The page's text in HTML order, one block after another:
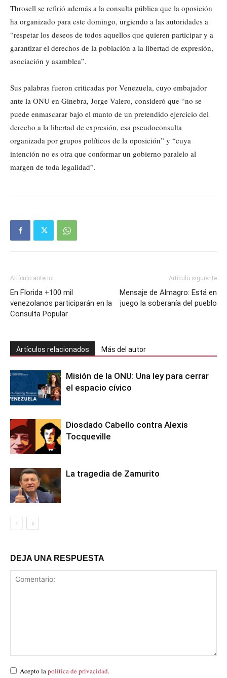
Throsell se refirió además a la consulta pública que la oposición
ha organizado para este domingo, urgiendo a las autoridades a
“respetar los deseos de todos aquellos que quieren participar y a
garantizar el derechos de la población a la libertad de expresión,
asociación y asamblea”.
Sus palabras fueron criticadas por Venezuela, cuyo embajador
ante la ONU en Ginebra, Jorge Valero, consideró que “no se
puede enmascarar bajo el manto de un pretendido ejercicio del
derecho a la libertad de expresión, esa pseudoconsulta
organizada por grupos políticos de la oposición” y “cuya
intención no es otra que conformar un gobierno paralelo al
margen de toda legalidad”.
Artículo anterior
En Florida +100 mil
venezolanos participarán en la
Consulta Popular
Artículo siguiente
Mensaje de Almagro: Está en
juego la soberanía del pueblo
Artículos relacionados Más del autor
Misión de la ONU: Una ley para cerrar
el espacio cívico
Diosdado Cabello contra Alexis
Tocqueville
La tragedia de Zamurito
DEJA UNA RESPUESTA
Acepto lapolítica de privacidad.